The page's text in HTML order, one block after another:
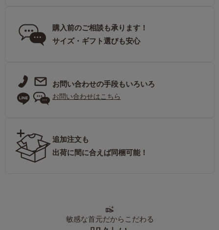
購入前のご相談も承ります！
サイズ・ギフト選びも安心
お問い合わせの手段もいろいろ
お問い合わせはこちら
追加注文も
出荷に間に合えば同梱可能！
敏感な首元だからこだわる